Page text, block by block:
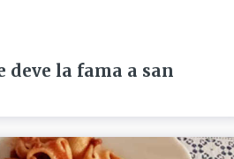
la fama a san